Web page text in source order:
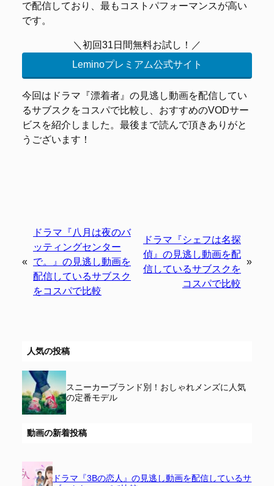
で配信しており、最もコストパフォーマンスが高い
です。
＼初回31日間無料お試し！／
Leminoプレミアム公式サイト
今回はドラマ『漂着者』の見逃し動画を配信してい
るサブスクをコスパで比較し、おすすめのVODサー
ビスを紹介しました。最後まで読んで頂きありがと
うございます！
«
ドラマ『八月は夜のバ
ッティングセンター
で。』の見逃し動画を
配信しているサブスク
をコスパで比較
ドラマ『シェフは名探
偵』の見逃し動画を配
信しているサブスクを
コスパで比較
»
人気の投稿
スニーカーブランド別！おしゃれメンズに人気
の定番モデル
動画の新着投稿
ドラマ『3Bの恋人』の見逃し動画を配信しているサ